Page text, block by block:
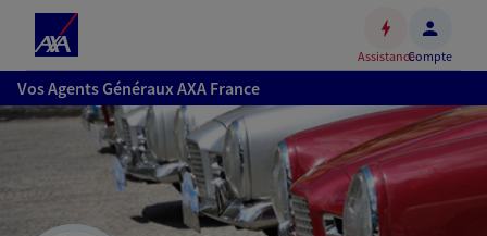
Accéder
au
contenu
principal
Accéder
au
pied
AssistanceCompte
Vos Agents Généraux AXA France